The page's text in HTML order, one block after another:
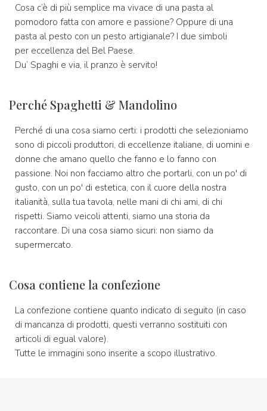
Cosa c’è di più semplice ma vivace di una pasta al
pomodoro fatta con amore e passione? Oppure di una
pasta al pesto con un pesto artigianale? I due simboli
per eccellenza del Bel Paese.
Du’ Spaghi e via, il pranzo è servito!
Perché Spaghetti & Mandolino
Perché di una cosa siamo certi: i prodotti che selezioniamo
sono di piccoli produttori, di eccellenze italiane, di uomini e
donne che amano quello che fanno e lo fanno con
passione. Noi non facciamo altro che portarli, con un po' di
gusto, con un po' di estetica, con il cuore della nostra
italianità, sulla tua tavola, nelle mani di chi ami, di chi
rispetti. Siamo veicoli attenti, siamo una storia da
raccontare. Di una cosa siamo sicuri: non siamo da
supermercato.
Cosa contiene la confezione
La confezione contiene quanto indicato di seguito (in caso
di mancanza di prodotti, questi verranno sostituiti con
articoli di egual valore).
Tutte le immagini sono inserite a scopo illustrativo.